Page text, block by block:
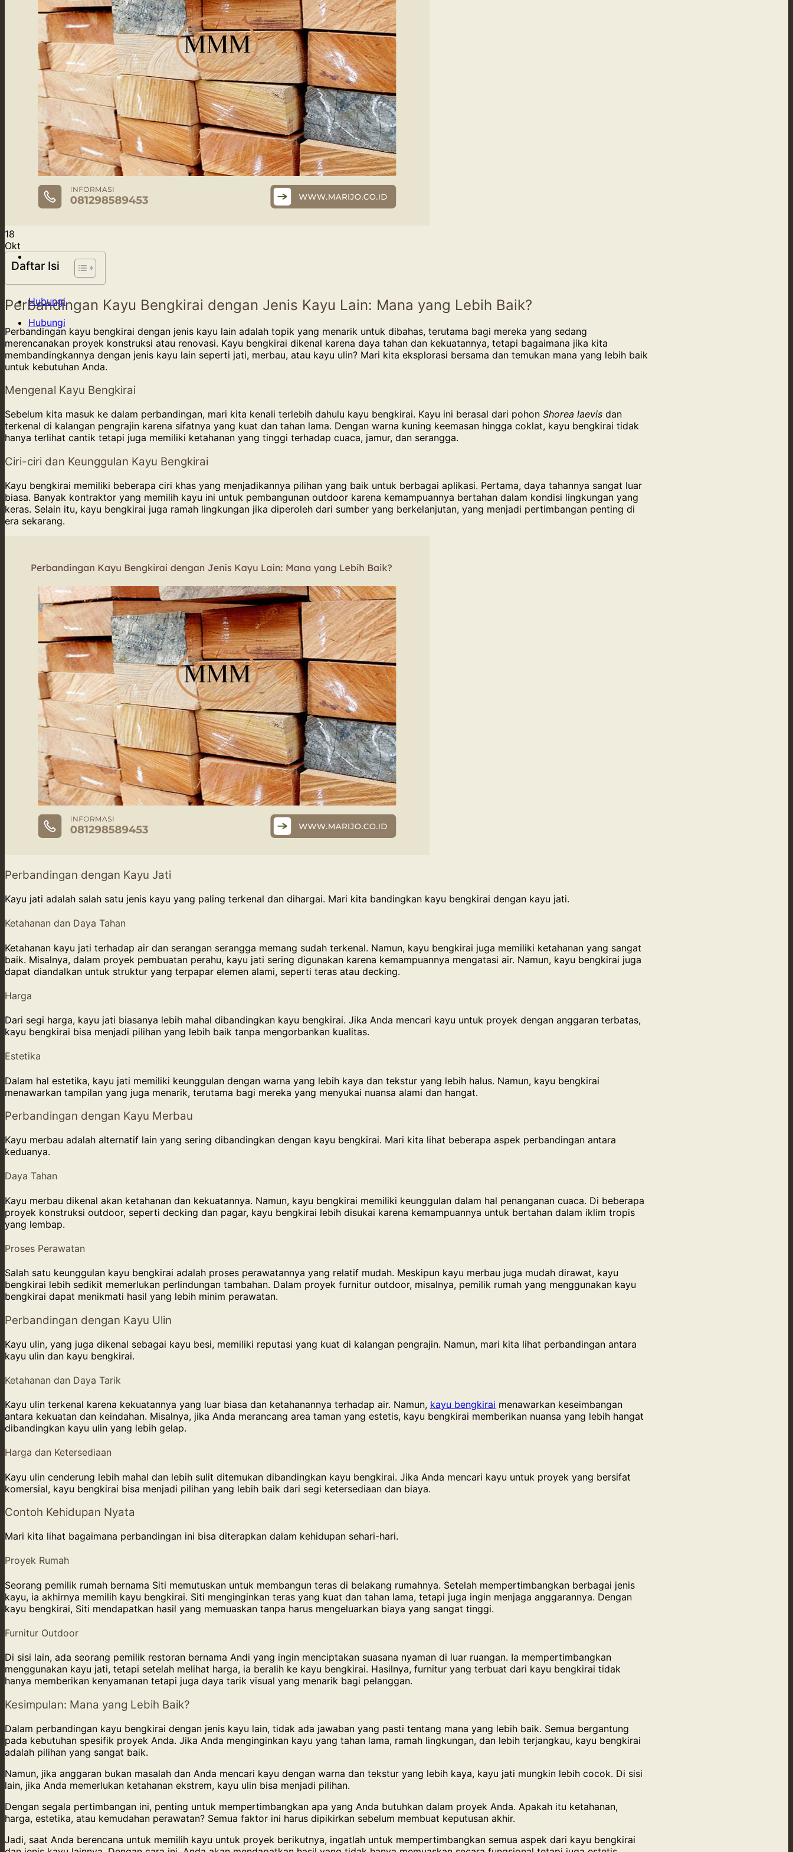
Product
Our Service
Our Supply
Tentang Kami
Blog
Kontak Kami
Hubungi
Hubungi
18
Okt
Daftar Isi
Perbandingan Kayu Bengkirai dengan Jenis Kayu Lain: Mana yang Lebih Baik?
Perbandingan kayu bengkirai dengan jenis kayu lain adalah topik yang menarik untuk dibahas, terutama bagi mereka yang sedang
merencanakan proyek konstruksi atau renovasi. Kayu bengkirai dikenal karena daya tahan dan kekuatannya, tetapi bagaimana jika kita
membandingkannya dengan jenis kayu lain seperti jati, merbau, atau kayu ulin? Mari kita eksplorasi bersama dan temukan mana yang lebih baik
untuk kebutuhan Anda.
Mengenal Kayu Bengkirai
Sebelum kita masuk ke dalam perbandingan, mari kita kenali terlebih dahulu kayu bengkirai. Kayu ini berasal dari pohon Shorea laevis dan
terkenal di kalangan pengrajin karena sifatnya yang kuat dan tahan lama. Dengan warna kuning keemasan hingga coklat, kayu bengkirai tidak
hanya terlihat cantik tetapi juga memiliki ketahanan yang tinggi terhadap cuaca, jamur, dan serangga.
Ciri-ciri dan Keunggulan Kayu Bengkirai
Kayu bengkirai memiliki beberapa ciri khas yang menjadikannya pilihan yang baik untuk berbagai aplikasi. Pertama, daya tahannya sangat luar
biasa. Banyak kontraktor yang memilih kayu ini untuk pembangunan outdoor karena kemampuannya bertahan dalam kondisi lingkungan yang
keras. Selain itu, kayu bengkirai juga ramah lingkungan jika diperoleh dari sumber yang berkelanjutan, yang menjadi pertimbangan penting di
era sekarang.
Perbandingan dengan Kayu Jati
Kayu jati adalah salah satu jenis kayu yang paling terkenal dan dihargai. Mari kita bandingkan kayu bengkirai dengan kayu jati.
Ketahanan dan Daya Tahan
Ketahanan kayu jati terhadap air dan serangan serangga memang sudah terkenal. Namun, kayu bengkirai juga memiliki ketahanan yang sangat
baik. Misalnya, dalam proyek pembuatan perahu, kayu jati sering digunakan karena kemampuannya mengatasi air. Namun, kayu bengkirai juga
dapat diandalkan untuk struktur yang terpapar elemen alami, seperti teras atau decking.
Harga
Dari segi harga, kayu jati biasanya lebih mahal dibandingkan kayu bengkirai. Jika Anda mencari kayu untuk proyek dengan anggaran terbatas,
kayu bengkirai bisa menjadi pilihan yang lebih baik tanpa mengorbankan kualitas.
Estetika
Dalam hal estetika, kayu jati memiliki keunggulan dengan warna yang lebih kaya dan tekstur yang lebih halus. Namun, kayu bengkirai
menawarkan tampilan yang juga menarik, terutama bagi mereka yang menyukai nuansa alami dan hangat.
Perbandingan dengan Kayu Merbau
Kayu merbau adalah alternatif lain yang sering dibandingkan dengan kayu bengkirai. Mari kita lihat beberapa aspek perbandingan antara
keduanya.
Daya Tahan
Kayu merbau dikenal akan ketahanan dan kekuatannya. Namun, kayu bengkirai memiliki keunggulan dalam hal penanganan cuaca. Di beberapa
proyek konstruksi outdoor, seperti decking dan pagar, kayu bengkirai lebih disukai karena kemampuannya untuk bertahan dalam iklim tropis
yang lembap.
Proses Perawatan
Salah satu keunggulan kayu bengkirai adalah proses perawatannya yang relatif mudah. Meskipun kayu merbau juga mudah dirawat, kayu
bengkirai lebih sedikit memerlukan perlindungan tambahan. Dalam proyek furnitur outdoor, misalnya, pemilik rumah yang menggunakan kayu
bengkirai dapat menikmati hasil yang lebih minim perawatan.
Perbandingan dengan Kayu Ulin
Kayu ulin, yang juga dikenal sebagai kayu besi, memiliki reputasi yang kuat di kalangan pengrajin. Namun, mari kita lihat perbandingan antara
kayu ulin dan kayu bengkirai.
Ketahanan dan Daya Tarik
Kayu ulin terkenal karena kekuatannya yang luar biasa dan ketahanannya terhadap air. Namun, kayu bengkirai menawarkan keseimbangan
antara kekuatan dan keindahan. Misalnya, jika Anda merancang area taman yang estetis, kayu bengkirai memberikan nuansa yang lebih hangat
dibandingkan kayu ulin yang lebih gelap.
Harga dan Ketersediaan
Kayu ulin cenderung lebih mahal dan lebih sulit ditemukan dibandingkan kayu bengkirai. Jika Anda mencari kayu untuk proyek yang bersifat
komersial, kayu bengkirai bisa menjadi pilihan yang lebih baik dari segi ketersediaan dan biaya.
Contoh Kehidupan Nyata
Mari kita lihat bagaimana perbandingan ini bisa diterapkan dalam kehidupan sehari-hari.
Proyek Rumah
Seorang pemilik rumah bernama Siti memutuskan untuk membangun teras di belakang rumahnya. Setelah mempertimbangkan berbagai jenis
kayu, ia akhirnya memilih kayu bengkirai. Siti menginginkan teras yang kuat dan tahan lama, tetapi juga ingin menjaga anggarannya. Dengan
kayu bengkirai, Siti mendapatkan hasil yang memuaskan tanpa harus mengeluarkan biaya yang sangat tinggi.
Furnitur Outdoor
Di sisi lain, ada seorang pemilik restoran bernama Andi yang ingin menciptakan suasana nyaman di luar ruangan. Ia mempertimbangkan
menggunakan kayu jati, tetapi setelah melihat harga, ia beralih ke kayu bengkirai. Hasilnya, furnitur yang terbuat dari kayu bengkirai tidak
hanya memberikan kenyamanan tetapi juga daya tarik visual yang menarik bagi pelanggan.
Kesimpulan: Mana yang Lebih Baik?
Dalam perbandingan kayu bengkirai dengan jenis kayu lain, tidak ada jawaban yang pasti tentang mana yang lebih baik. Semua bergantung
pada kebutuhan spesifik proyek Anda. Jika Anda menginginkan kayu yang tahan lama, ramah lingkungan, dan lebih terjangkau, kayu bengkirai
adalah pilihan yang sangat baik.
Namun, jika anggaran bukan masalah dan Anda mencari kayu dengan warna dan tekstur yang lebih kaya, kayu jati mungkin lebih cocok. Di sisi
lain, jika Anda memerlukan ketahanan ekstrem, kayu ulin bisa menjadi pilihan.
Dengan segala pertimbangan ini, penting untuk mempertimbangkan apa yang Anda butuhkan dalam proyek Anda. Apakah itu ketahanan,
harga, estetika, atau kemudahan perawatan? Semua faktor ini harus dipikirkan sebelum membuat keputusan akhir.
Jadi, saat Anda berencana untuk memilih kayu untuk proyek berikutnya, ingatlah untuk mempertimbangkan semua aspek dari kayu bengkirai